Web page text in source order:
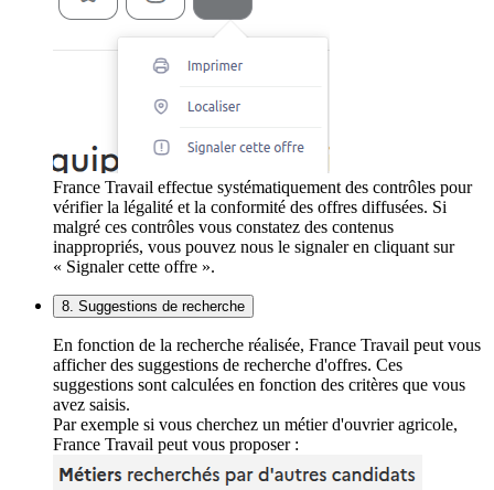
France Travail effectue systématiquement des contrôles pour
vérifier la légalité et la conformité des offres diffusées. Si
malgré ces contrôles vous constatez des contenus
inappropriés, vous pouvez nous le signaler en cliquant sur
« Signaler cette offre ».
8. Suggestions de recherche
En fonction de la recherche réalisée, France Travail peut vous
afficher des suggestions de recherche d'offres. Ces
suggestions sont calculées en fonction des critères que vous
avez saisis.
Par exemple si vous cherchez un métier d'ouvrier agricole,
France Travail peut vous proposer :